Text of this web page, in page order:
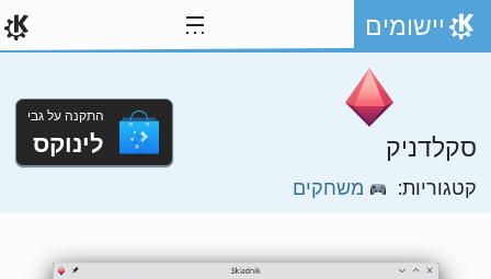
דילוג לתוכן
אתר הבית
יישומים
סקלדניק
קטגוריות: משחקים
התקנה על גבי
לינוקס